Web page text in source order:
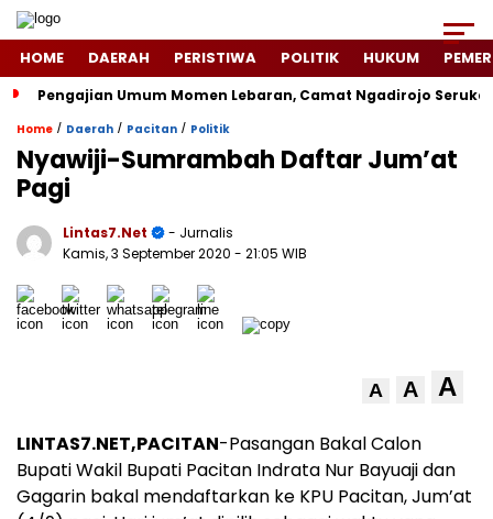
HOME DAERAH PERISTIWA POLITIK HUKUM
Pengajian Umum Momen Lebaran, Camat Ngadirojo
Home / Daerah / Pacitan / Politik
Nyawiji-Sumrambah Daftar Jum’at
Pagi
Lintas7.net
- Jurnalis
Kamis, 3 September 2020 - 21:05 WIB
A A A
LINTAS7.NET,PACITAN-Pasangan Bakal Calon
Bupati Wakil Bupati Pacitan Indrata Nur Bayuaji dan
Gagarin bakal mendaftarkan ke KPU Pacitan, Jum’at